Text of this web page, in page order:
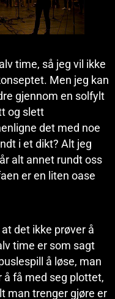
time, så jeg vil ikke
Men jeg kan
gjennom en solfylt
og slett
det med noe
i et dikt? Alt jeg
alt annet rundt oss
er en liten oase
det ikke prøver å
time er som sagt
å løse, man
få med seg plottet,
man trenger gjøre er